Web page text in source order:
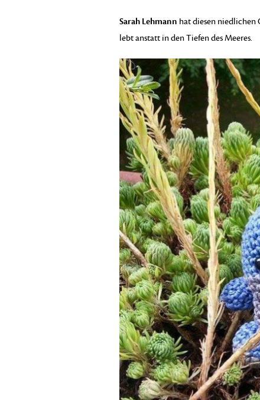
Sarah Lehmann hat diesen niedlichen
lebt anstatt in den Tiefen des Meeres.